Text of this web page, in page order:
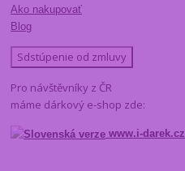
Ako nakupovať
Blog
Sdstúpenie od zmluvy
Pro návštěvníky z ČR
máme dárkový e-shop zde:
www.i-darek.cz